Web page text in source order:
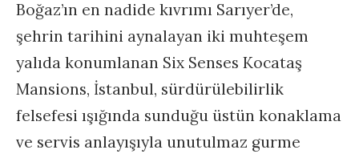
Boğaz’ın en nadide kıvrımı Sarıyer’de,
şehrin tarihini aynalayan iki muhteşem
yalıda konumlanan Six Senses Kocataş
Mansions, İstanbul, sürdürülebilirlik
felsefesi ışığında sunduğu üstün konaklama
ve servis anlayışıyla unutulmaz gurme